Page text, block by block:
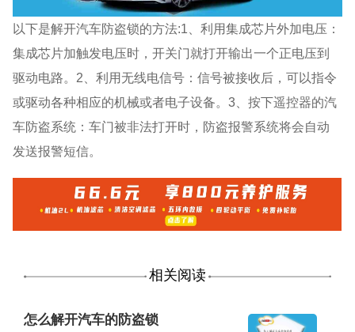
以下是解开汽车防盗锁的方法:1、利用集成芯片外加电压：
集成芯片加触发电压时，开关门就打开输出一个正电压到
驱动电路。2、利用无线电信号：信号被接收后，可以指令
或驱动各种相应的机械或者电子设备。3、按下遥控器的汽
车防盗系统：车门被非法打开时，防盗报警系统将会自动
发送报警短信。
相关阅读
怎么解开汽车的防盗锁